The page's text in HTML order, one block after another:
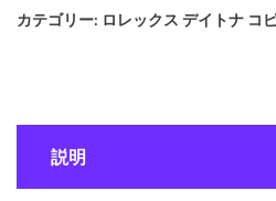
レ
ス
パ
カテゴリー: ロレックス デイトナ コ
説明